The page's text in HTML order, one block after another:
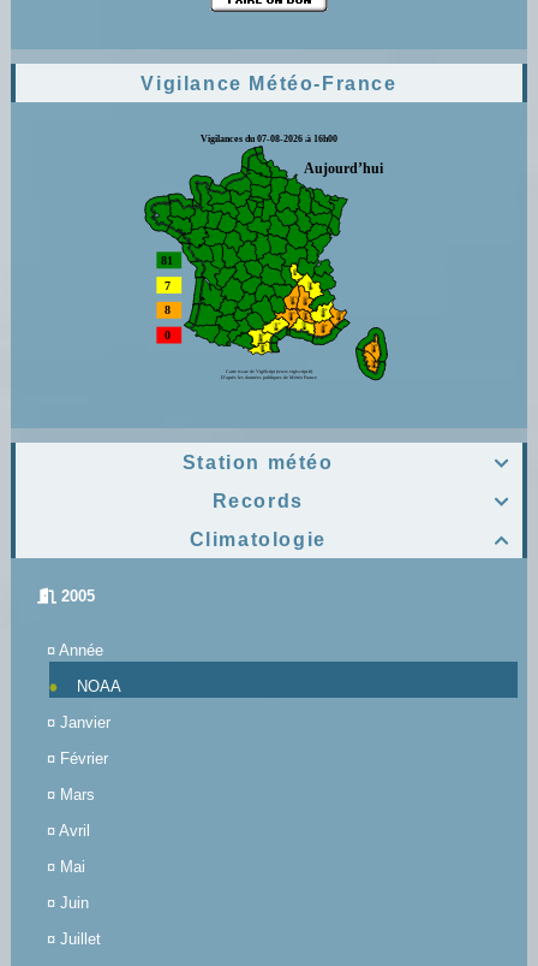
Vigilance Météo-France

Station météo

Records

Climatologie
2005
¤ Année
NOAA
¤ Janvier
¤ Février
¤ Mars
¤ Avril
¤ Mai
¤ Juin
¤ Juillet